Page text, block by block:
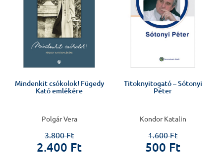
Mindenkit csókolok! Fügedy
Kató emlékére
Polgár Vera
3.800 Ft
2.400 Ft
Titoknyitogató – Sótonyi
Péter
Kondor Katalin
1.600 Ft
500 Ft